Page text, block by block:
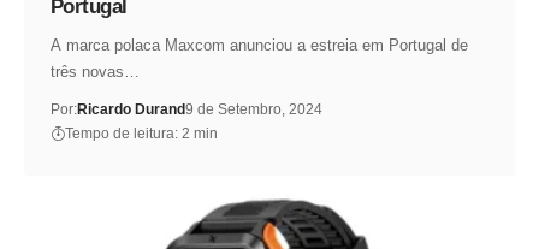
Portugal
A marca polaca Maxcom anunciou a estreia em Portugal de
três novas…
Por:Ricardo Durand9 de Setembro, 2024
Tempo de leitura: 2 min